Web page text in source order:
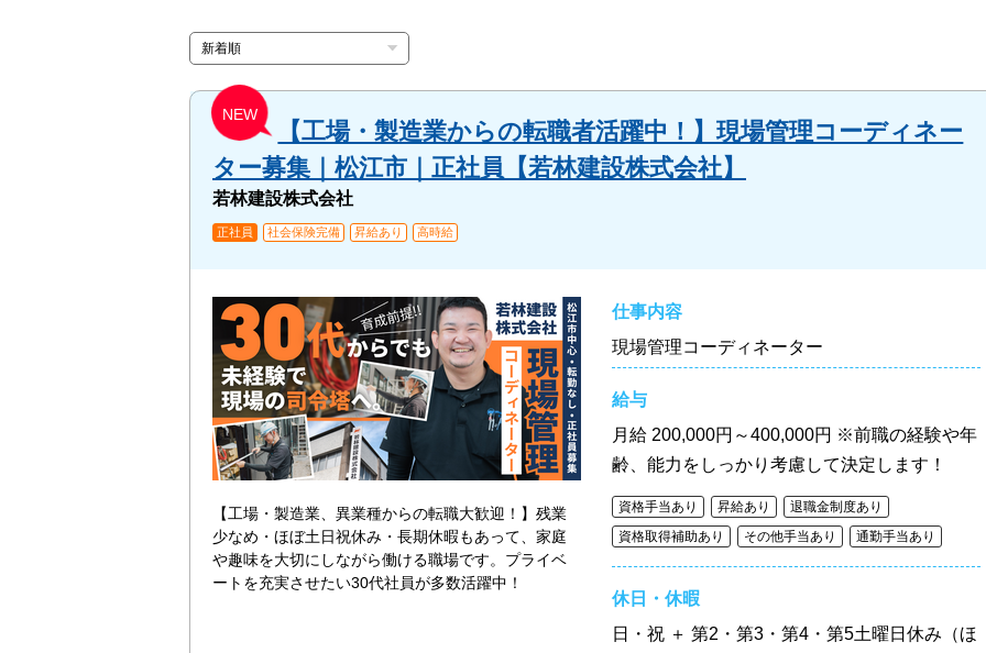
NEW
【工場・製造業からの転職者活躍中！】現場管理コーディネー
ター募集｜松江市｜正社員【若林建設株式会社】
若林建設株式会社
正社員 社会保険完備 昇給あり 高時給
【工場・製造業、異業種からの転職大歓迎！】残業
少なめ・ほぼ土日祝休み・長期休暇もあって、家庭
や趣味を大切にしながら働ける職場です。プライベ
ートを充実させたい30代社員が多数活躍中！
仕事内容
現場管理コーディネーター
給与
月給 200,000円～400,000円 ※前職の経験や年
齢、能力をしっかり考慮して決定します！
資格手当あり 昇給あり
退職金制度あり
資格取得補助あり
その他手当あり 通勤手当あり
休日・休暇
日・祝 ＋ 第2・第3・第4・第5土曜日休み（ほ